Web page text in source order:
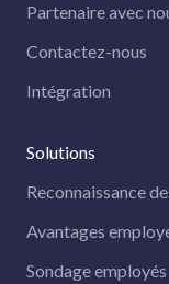
Partenaire avec
Contactez-nous
Intégration
Solutions
Reconnaissance
Avantages
Sondage employés